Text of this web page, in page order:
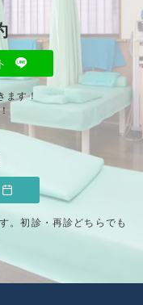
ます！
。初診・再診どちらでも